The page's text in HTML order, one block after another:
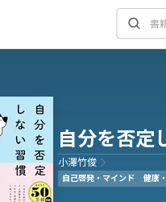
自分を否定
小澤竹俊
自己啓発・マインド 健康